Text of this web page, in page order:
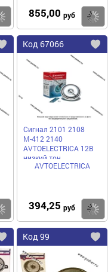
Купить
855,00 руб
Добавить
избранное
Купить
Код 67066
Сигнал 2101 2108
М-412 2140
AVTOELECTRICA 12В
низкий тон
AVTOELECTRICA
394,25 руб
Добавить
в
избранное
Код 99